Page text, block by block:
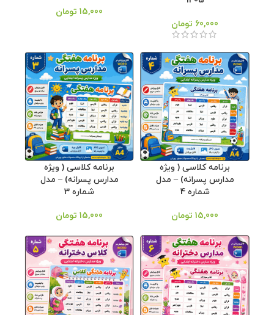
60,000 تومان
15,000 تومان
برنامه کلاسی ( ویژه
مدارس پسرانه) – مدل
شماره 4
15,000 تومان
برنامه کلاسی ( ویژه
مدارس پسرانه) – مدل
شماره 3
15,000 تومان